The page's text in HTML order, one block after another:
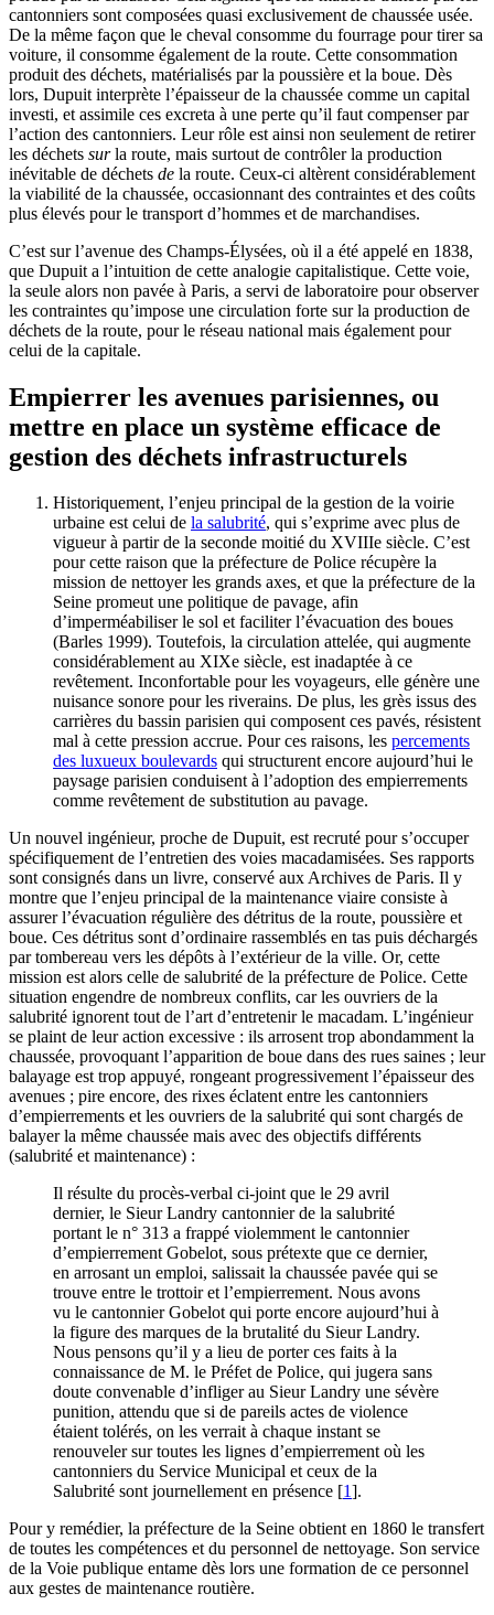
cantonniers sont composées quasi exclusivement de chaussée usée.
De la même façon que le cheval consomme du fourrage pour tirer sa
voiture, il consomme également de la route. Cette consommation
produit des déchets, matérialisés par la poussière et la boue. Dès
lors, Dupuit interprète l’épaisseur de la chaussée comme un capital
investi, et assimile ces excreta à une perte qu’il faut compenser par
l’action des cantonniers. Leur rôle est ainsi non seulement de retirer
les déchets surla route, mais surtout de contrôler la production
inévitable de déchets de la route. Ceux-ci altèrent considérablement
la viabilité de la chaussée, occasionnant des contraintes et des coûts
plus élevés pour le transport d’hommes et de marchandises.
C’est sur l’avenue des Champs-Élysées, où il a été appelé en 1838,
que Dupuit a l’intuition de cette analogie capitalistique. Cette voie,
la seule alors non pavée à Paris, a servi de laboratoire pour observer
les contraintes qu’impose une circulation forte sur la production de
déchets de la route, pour le réseau national mais également pour
celui de la capitale.
Empierrer les avenues parisiennes, ou
mettre en place un système efficace de
gestion des déchets infrastructurels
Historiquement, l’enjeu principal de la gestion de la voirie
urbaine est celui de la salubrité, qui s’exprime avec plus de
vigueur à partir de la seconde moitié du XVIIIe siècle. C’est
pour cette raison que la préfecture de Police récupère la
mission de nettoyer les grands axes, et que la préfecture de la
Seine promeut une politique de pavage, afin
d’imperméabiliser le sol et faciliter l’évacuation des boues
(Barles 1999). Toutefois, la circulation attelée, qui augmente
considérablement au XIXe siècle, est inadaptée à ce
revêtement. Inconfortable pour les voyageurs, elle génère une
nuisance sonore pour les riverains. De plus, les grès issus des
carrières du bassin parisien qui composent ces pavés, résistent
mal à cette pression accrue. Pour ces raisons, les percements
des luxueux boulevards qui structurent encore aujourd’hui le
paysage parisien conduisent à l’adoption des empierrements
comme revêtement de substitution au pavage.
Un nouvel ingénieur, proche de Dupuit, est recruté pour s’occuper
spécifiquement de l’entretien des voies macadamisées. Ses rapports
sont consignés dans un livre, conservé aux Archives de Paris. Il y
montre que l’enjeu principal de la maintenance viaire consiste à
assurer l’évacuation régulière des détritus de la route, poussière et
boue. Ces détritus sont d’ordinaire rassemblés en tas puis déchargés
par tombereau vers les dépôts à l’extérieur de la ville. Or, cette
mission est alors celle de salubrité de la préfecture de Police. Cette
situation engendre de nombreux conflits, car les ouvriers de la
salubrité ignorent tout de l’art d’entretenir le macadam. L’ingénieur
se plaint de leur action excessive : ils arrosent trop abondamment la
chaussée, provoquant l’apparition de boue dans des rues saines ; leur
balayage est trop appuyé, rongeant progressivement l’épaisseur des
avenues ; pire encore, des rixes éclatent entre les cantonniers
d’empierrements et les ouvriers de la salubrité qui sont chargés de
balayer la même chaussée mais avec des objectifs différents
(salubrité et maintenance) :
Il résulte du procès-verbal ci-joint que le 29 avril
dernier, le Sieur Landry cantonnier de la salubrité
portant le n° 313 a frappé violemment le cantonnier
d’empierrement Gobelot, sous prétexte que ce dernier,
en arrosant un emploi, salissait la chaussée pavée qui se
trouve entre le trottoir et l’empierrement. Nous avons
vu le cantonnier Gobelot qui porte encore aujourd’hui à
la figure des marques de la brutalité du Sieur Landry.
Nous pensons qu’il y a lieu de porter ces faits à la
connaissance de M. le Préfet de Police, qui jugera sans
doute convenable d’infliger au Sieur Landry une sévère
punition, attendu que si de pareils actes de violence
étaient tolérés, on les verrait à chaque instant se
renouveler sur toutes les lignes d’empierrement où les
cantonniers du Service Municipal et ceux de la
Salubrité sont journellement en présence [1].
Pour y remédier, la préfecture de la Seine obtient en 1860 le transfert
de toutes les compétences et du personnel de nettoyage. Son service
de la Voie publique entame dès lors une formation de ce personnel
aux gestes de maintenance routière.